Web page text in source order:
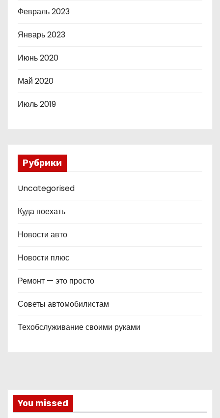
Февраль 2023
Январь 2023
Июнь 2020
Май 2020
Июль 2019
Рубрики
Uncategorised
Куда поехать
Новости авто
Новости плюс
Ремонт — это просто
Советы автомобилистам
Техобслуживание своими руками
You missed